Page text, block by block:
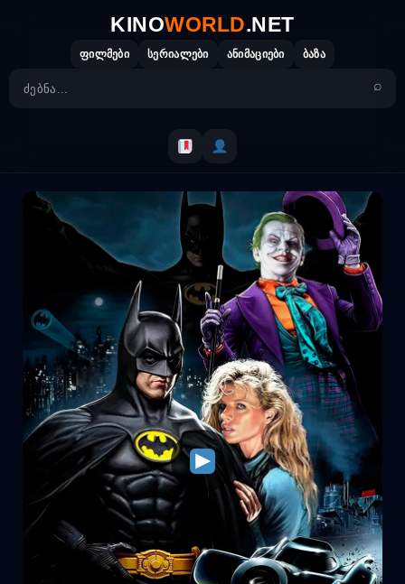
KINOWORLD.NET
ფილმები სერიალები ანიმაციები ბაზა